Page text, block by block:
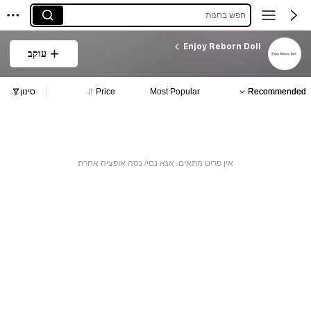
חפש בחנות
Enjoy Reborn Doll
עוקב
Recommended
Most Popular
Price סינון
אין פריט מתאים. אנא נסי/ נסה אופציה אחרת